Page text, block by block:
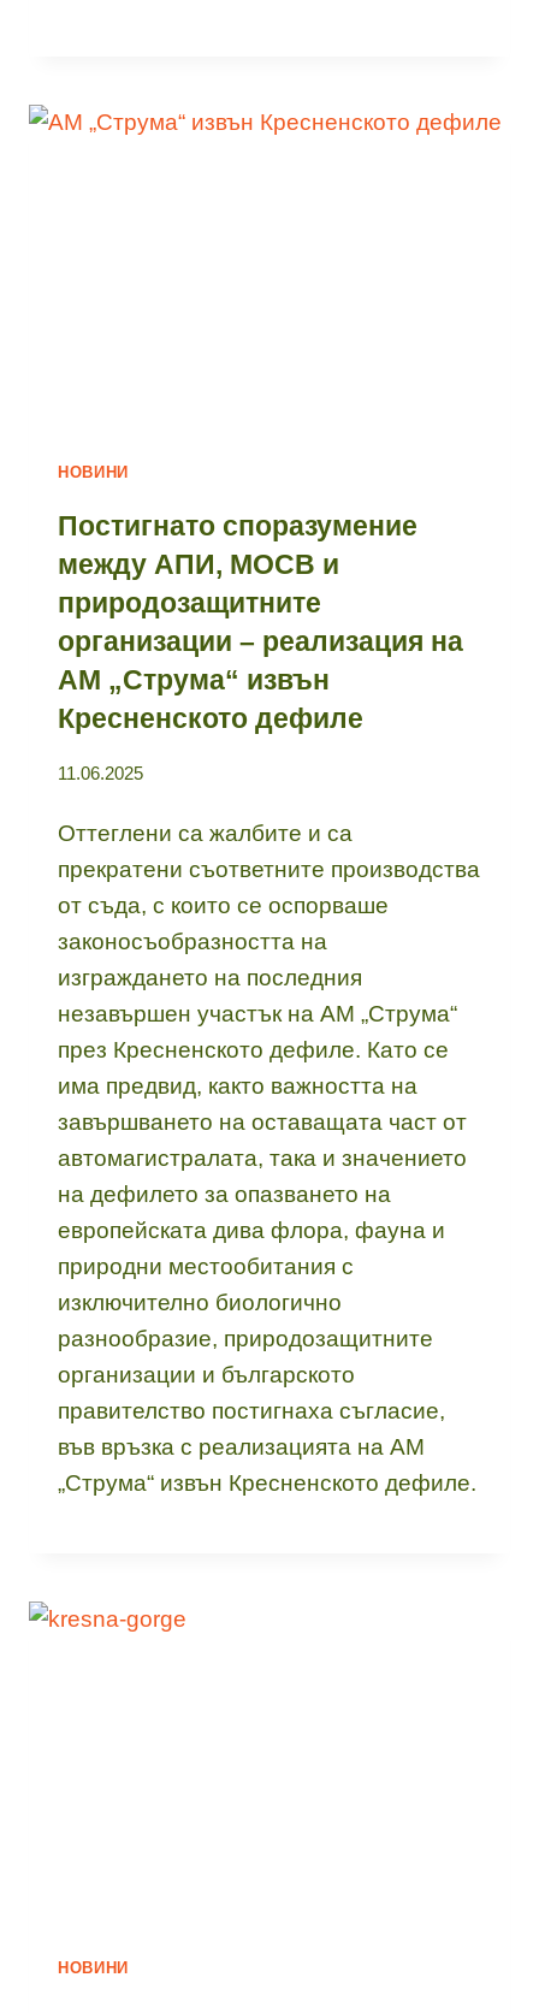
НОВИНИ
Постигнато споразумение
между АПИ, МОСВ и
природозащитните
организации – реализация на
АМ „Струма“ извън
Кресненското дефиле
11.06.2025
Оттеглени са жалбите и са
прекратени съответните производства
от съда, с които се оспорваше
законосъобразността на
изграждането на последния
незавършен участък на АМ „Струма“
през Кресненското дефиле. Като се
има предвид, както важността на
завършването на оставащата част от
автомагистралата, така и значението
на дефилето за опазването на
европейската дива флора, фауна и
природни местообитания с
изключително биологично
разнообразие, природозащитните
организации и българското
правителство постигнаха съгласие,
във връзка с реализацията на АМ
„Струма“ извън Кресненското дефиле.
НОВИНИ